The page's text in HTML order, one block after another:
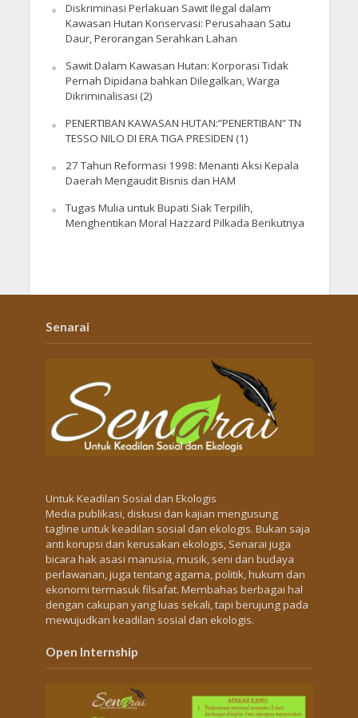
Diskriminasi Perlakuan Sawit Ilegal dalam
Kawasan Hutan Konservasi: Perusahaan Satu
Daur, Perorangan Serahkan Lahan
Sawit Dalam Kawasan Hutan: Korporasi Tidak
Pernah Dipidana bahkan Dilegalkan, Warga
Dikriminalisasi (2)
PENERTIBAN KAWASAN HUTAN:”PENERTIBAN” TN
TESSO NILO DI ERA TIGA PRESIDEN (1)
27 Tahun Reformasi 1998: Menanti Aksi Kepala
Daerah Mengaudit Bisnis dan HAM
Tugas Mulia untuk Bupati Siak Terpilih,
Menghentikan Moral Hazzard Pilkada Berikutnya
Senarai
Untuk Keadilan Sosial dan Ekologis
Media publikasi, diskusi dan kajian mengusung
tagline untuk keadilan sosial dan ekologis. Bukan saja
anti korupsi dan kerusakan ekologis, Senarai juga
bicara hak asasi manusia, musik, seni dan budaya
perlawanan, juga tentang agama, politik, hukum dan
ekonomi termasuk filsafat. Membahas berbagai hal
dengan cakupan yang luas sekali, tapi berujung pada
mewujudkan keadilan sosial dan ekologis.
Open Internship